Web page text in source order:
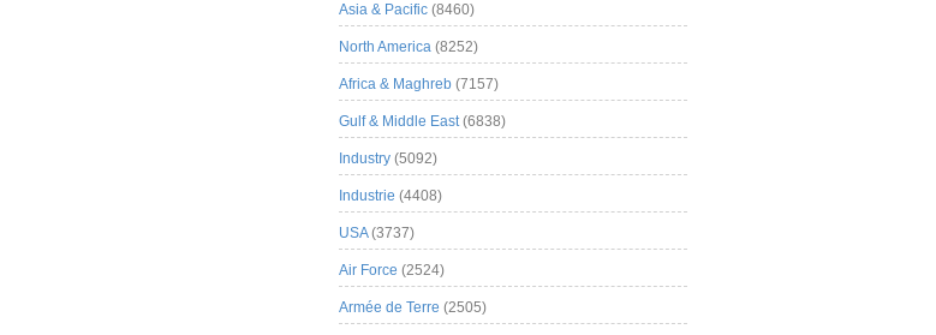
Asia & Pacific (8460)
North America (8252)
Africa & Maghreb (7157)
Gulf & Middle East(6838)
Industry (5092)
Industrie (4408)
USA(3737)
Air Force (2524)
Armée de Terre (2505)